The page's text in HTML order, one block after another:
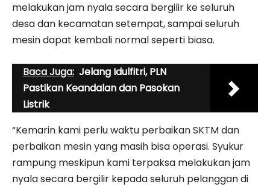
melakukan jam nyala secara bergilir ke seluruh
desa dan kecamatan setempat, sampai seluruh
mesin dapat kembali normal seperti biasa.
Baca Juga: Jelang Idulfitri, PLN
Pastikan Keandalan dan Pasokan
Listrik
“Kemarin kami perlu waktu perbaikan SKTM dan
perbaikan mesin yang masih bisa operasi. Syukur
rampung meskipun kami terpaksa melakukan jam
nyala secara bergilir kepada seluruh pelanggan di